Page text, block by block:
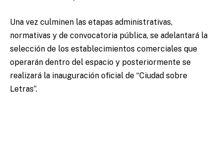
Una vez culminen las etapas administrativas,
normativas y de convocatoria pública, se adelantará la
selección de los establecimientos comerciales que
operarán dentro del espacio y posteriormente se
realizará la inauguración oficial de “Ciudad sobre
Letras”.